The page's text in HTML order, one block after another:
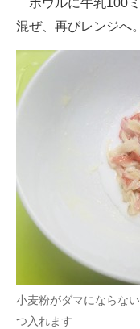
ボウルに牛乳100
混ぜ、再びレンジへ
小麦粉がダマにならな
つ入れます